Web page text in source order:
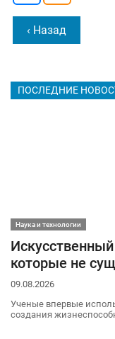
‹ Назад
ПОСЛЕДНИЕ
Наука и технологии
которые не
09.08.2026
Ученые впервые
создания